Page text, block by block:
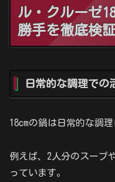
ル・クルーゼ
勝手を徹底検
日常的な調理での
18cmの鍋は日常的な調
例えば、2人分のスープ
っています。